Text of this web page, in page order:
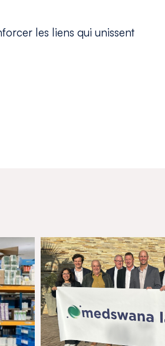
les liens qui unissent